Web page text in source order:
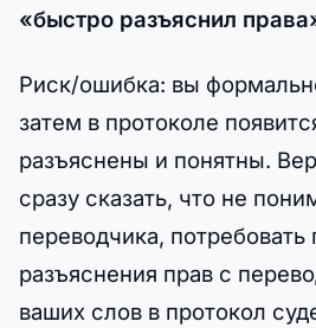
«быстро разъяснил
Риск/ошибка: вы
затем в протоколе
разъяснены и понятны.
сразу сказать, что не
переводчика, потребовать
разъяснения прав с
ваших слов в протокол